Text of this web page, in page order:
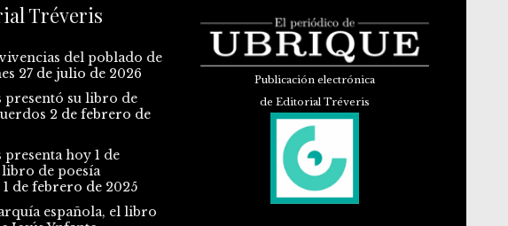
Tréveris
del poblado de
27 de julio de 2026
presentó su libro de
2 de febrero de
hoy 1 de
de poesía
1 de febrero de 2025
española, el libro
Publicación electrónica
de Editorial Tréveris